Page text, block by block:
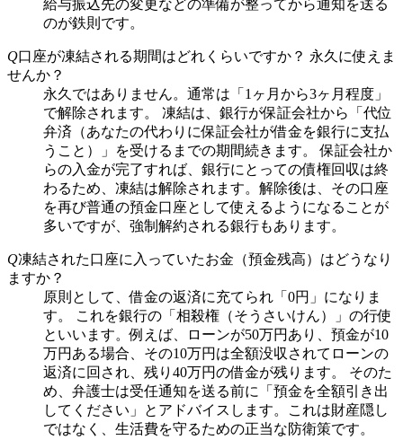
給与振込先の変更などの準備が整ってから通知を送る
のが鉄則です。
Q口座が凍結される期間はどれくらいですか？ 永久に使えま
せんか？
永久ではありません。通常は「1ヶ月から3ヶ月程度」
で解除されます。 凍結は、銀行が保証会社から「代位
弁済（あなたの代わりに保証会社が借金を銀行に支払
うこと）」を受けるまでの期間続きます。 保証会社か
らの入金が完了すれば、銀行にとっての債権回収は終
わるため、凍結は解除されます。解除後は、その口座
を再び普通の預金口座として使えるようになることが
多いですが、強制解約される銀行もあります。
Q凍結された口座に入っていたお金（預金残高）はどうなり
ますか？
原則として、借金の返済に充てられ「0円」になりま
す。 これを銀行の「相殺権（そうさいけん）」の行使
といいます。例えば、ローンが50万円あり、預金が10
万円ある場合、その10万円は全額没収されてローンの
返済に回され、残り40万円の借金が残ります。 そのた
め、弁護士は受任通知を送る前に「預金を全額引き出
してください」とアドバイスします。これは財産隠し
ではなく、生活費を守るための正当な防衛策です。